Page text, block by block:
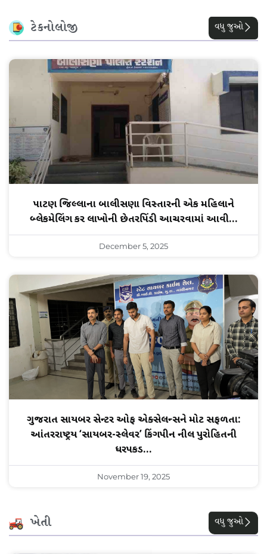
ટેકનોલોજી
પાટણ જિલ્લાના બાલીસણા વિસ્તારની એક મહિલાને
બ્લેકમેલિંગ કરી લાખોની છેતરપિંડી આચરવામાં આવી…
December 5, 2025
ગુજરાત સાયબર સેન્ટર ઓફ એક્સેલન્સને મોટી સફળતા:
આંતરરાષ્ટ્રીય ‘સાયબર-સ્લેવરી’ કિંગપીન નીલ પુરોહિતની
ધરપકડ…
November 19, 2025
વધુ જુઓ
ખેતી વધુ જુઓ